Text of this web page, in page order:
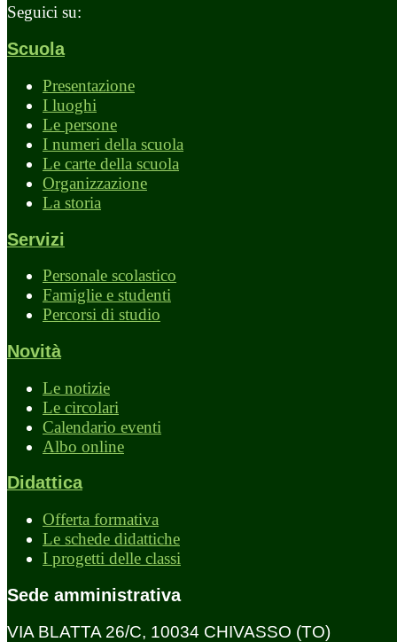
Seguici su:
Scuola
Presentazione
I luoghi
Le persone
I numeri della scuola
Le carte della scuola
Organizzazione
La storia
Servizi
Personale scolastico
Famiglie e studenti
Percorsi di studio
Novità
Le notizie
Le circolari
Calendario eventi
Albo online
Didattica
Offerta formativa
Le schede didattiche
I progetti delle classi
Sede amministrativa
VIA BLATTA 26/C, 10034 CHIVASSO (TO)